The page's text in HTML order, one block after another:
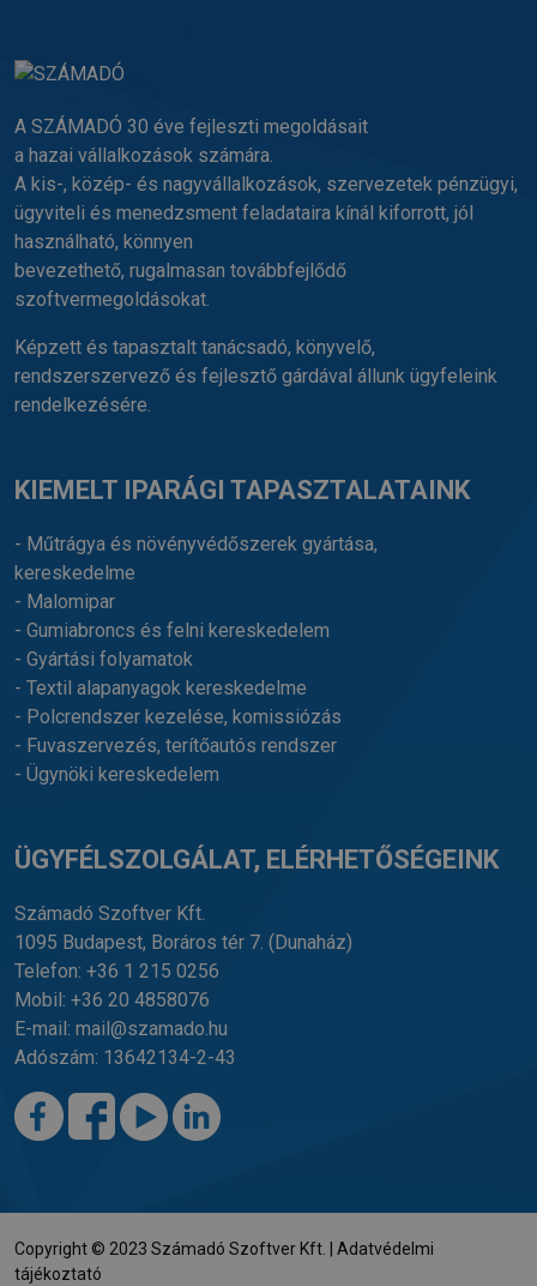
A SZÁMADÓ 30 éve fejleszti megoldásait
a hazai vállalkozások számára.
A kis-, közép- és nagyvállalkozások, szervezetek pénzügyi,
ügyviteli és menedzsment feladataira kínál kiforrott, jól
használható, könnyen
bevezethető, rugalmasan továbbfejlődő
szoftvermegoldásokat.
Képzett és tapasztalt tanácsadó, könyvelő,
rendszerszervező és fejlesztő gárdával állunk ügyfeleink
rendelkezésére.
KIEMELT IPARÁGI TAPASZTALATAINK
- Műtrágya és növényvédőszerek gyártása,
kereskedelme
- Malomipar
- Gumiabroncs és felni kereskedelem
- Gyártási folyamatok
- Textil alapanyagok kereskedelme
- Polcrendszer kezelése, komissiózás
- Fuvaszervezés, terítőautós rendszer
- Ügynöki kereskedelem
ÜGYFÉLSZOLGÁLAT, ELÉRHETŐSÉGEINK
Számadó Szoftver Kft.
1095 Budapest, Boráros tér 7. (Dunaház)
Telefon: +36 1 215 0256
Mobil: +36 20 4858076
E-mail: mail@szamado.hu
Adószám: 13642134-2-43
Copyright © 2023 Számadó Szoftver Kft. | Adatvédelmi
tájékoztató